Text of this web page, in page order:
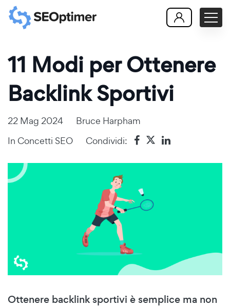
11 Modi per Ottenere
Backlink Sportivi
22 Mag 2024
Bruce Harpham
In Concetti SEO Condividi:
Ottenere backlink sportivi è semplice ma non